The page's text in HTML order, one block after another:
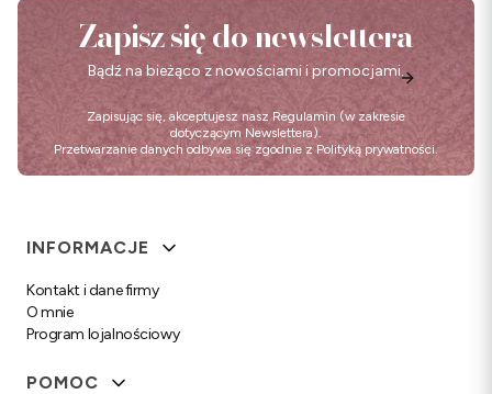
Zapisz się do newslettera
Bądź na bieżąco z nowościami i promocjami.
Zapisując się, akceptujesz nasz Regulamin (w zakresie
dotyczącym Newslettera).
Przetwarzanie danych odbywa się zgodnie z Polityką prywatności.
Linki w stopce
INFORMACJE
Kontakt i dane firmy
O mnie
Program lojalnościowy
POMOC